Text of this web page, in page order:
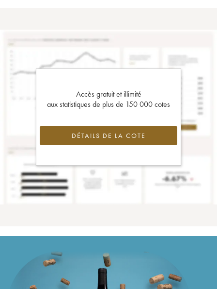
Accès gratuit et illimité
aux statistiques de plus de 150 000 cotes
DÉTAILS DE LA COTE